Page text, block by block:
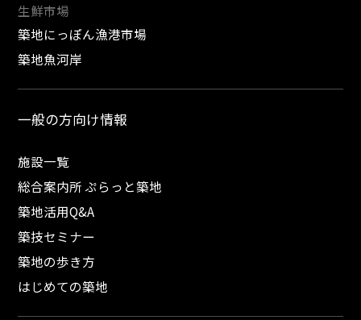
生鮮市場
築地にっぽん漁港市場
築地魚河岸
一般の方向け情報
施設一覧
総合案内所 ぷらっと築地
築地活用Q&A
築技セミナー
築地の歩き方
はじめての築地